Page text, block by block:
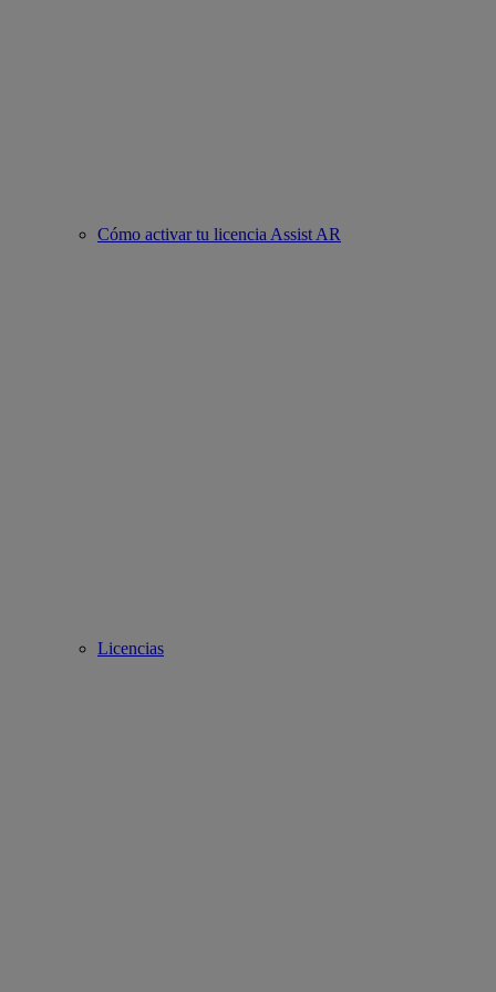
Cómo activar tu licencia Assist AR
Licencias